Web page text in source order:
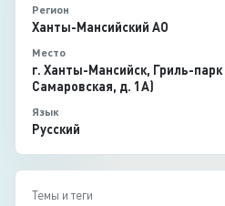
Регион
Ханты-Мансийский АО
Место
г. Ханты-Мансийск, Гриль-
Самаровская, д. 1А)
Язык
Русский
Темы и теги